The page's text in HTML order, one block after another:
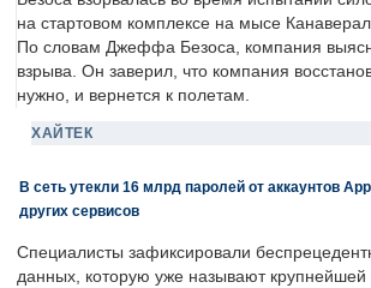
на стартовом комплексе на мысе
По словам Джеффа Безоса, компания
взрыва. Он заверил, что компания
нужно, и вернется к полетам.
ХАЙТЕК
В сеть утекли 16 млрд паролей от аккаунтов
других сервисов
Специалисты зафиксировали
данных, которую уже называют крупнейшей